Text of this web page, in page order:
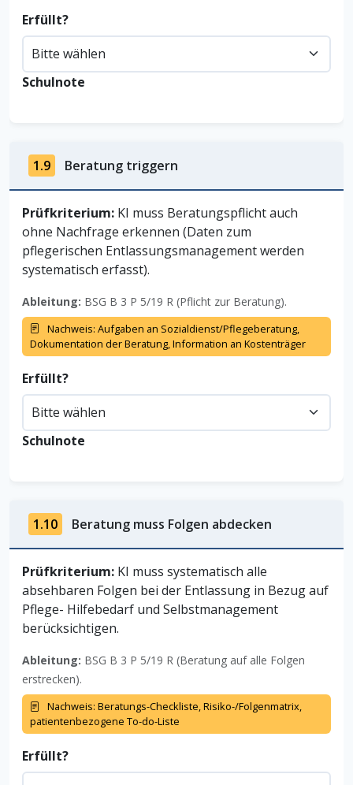
Erfüllt?
Schulnote
1.9 Beratung triggern
Prüfkriterium: KI muss Beratungspflicht auch
ohne Nachfrage erkennen (Daten zum
pflegerischen Entlassungsmanagement werden
systematisch erfasst).
Ableitung: BSG B 3 P 5/19 R (Pflicht zur Beratung).
Nachweis: Aufgaben an Sozialdienst/Pflegeberatung,
Dokumentation der Beratung, Information an Kostenträger
Erfüllt?
Schulnote
1.10 Beratung muss Folgen abdecken
Prüfkriterium: KI muss systematisch alle
absehbaren Folgen bei der Entlassung in Bezug auf
Pflege- Hilfebedarf und Selbstmanagement
berücksichtigen.
Ableitung: BSG B 3 P 5/19 R (Beratung auf alle Folgen
erstrecken).
Nachweis: Beratungs-Checkliste, Risiko-/Folgenmatrix,
patientenbezogene To-do-Liste
Erfüllt?